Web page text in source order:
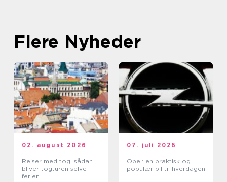
Flere Nyheder
02. august 2026
Rejser med tog: sådan
bliver togturen selve
ferien
07. juli 2026
Opel: en praktisk og
populær bil til hverdagen